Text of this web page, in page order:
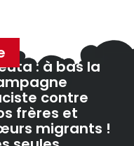
: à bas la
contre
frères et
migrants !